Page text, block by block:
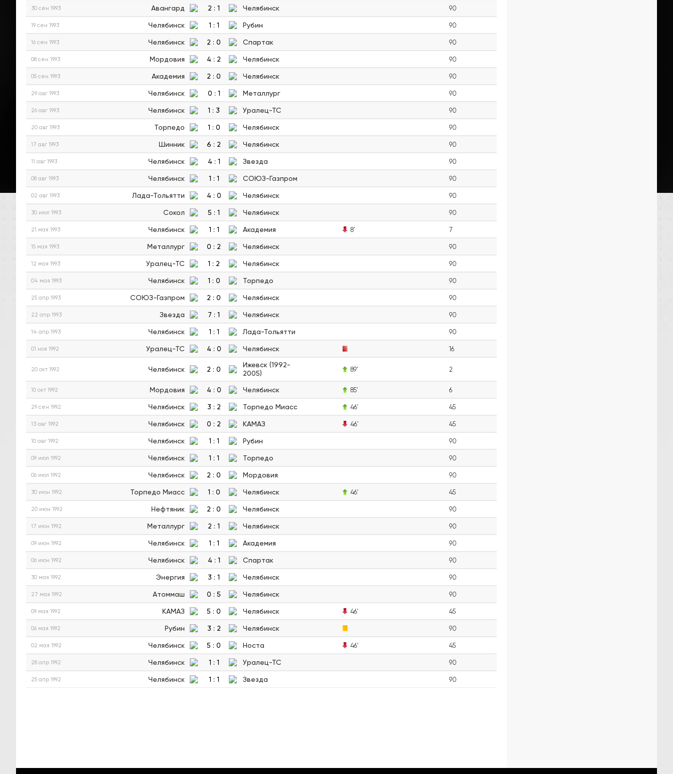
30 сен 1993 Авангард 2 : 1 Челябинск 90
19 сен 1993 Челябинск 1 : 1 Рубин 90
16 сен 1993 Челябинск 2 : 0 Спартак 90
08 сен 1993 Мордовия 4 : 2 Челябинск 90
05 сен 1993 Академия 2 : 0 Челябинск 90
29 авг 1993 Челябинск 0 : 1 Металлург 90
26 авг 1993 Челябинск 1 : 3 Уралец-ТС 90
20 авг 1993 Торпедо 1 : 0 Челябинск 90
17 авг 1993 Шинник 6 : 2 Челябинск 90
11 авг 1993 Челябинск 4 : 1 Звезда 90
08 авг 1993 Челябинск 1 : 1 СОЮЗ-Газпром 90
02 авг 1993 Лада-Тольятти 4 : 0 Челябинск 90
30 июл 1993 Сокол 5 : 1 Челябинск 90
21 мая 1993 Челябинск 1 : 1 Академия 8' 7
15 мая 1993 Металлург 0 : 2 Челябинск 90
12 мая 1993 Уралец-ТС 1 : 2 Челябинск 90
04 мая 1993 Челябинск 1 : 0 Торпедо 90
25 апр 1993 СОЮЗ-Газпром 2 : 0 Челябинск 90
22 апр 1993 Звезда 7 : 1 Челябинск 90
14 апр 1993 Челябинск 1 : 1 Лада-Тольятти 90
01 ноя 1992 Уралец-ТС 4 : 0 Челябинск 16
20 окт 1992 Челябинск 2 : 0
Ижевск (1992-
2005)
89' 2
10 окт 1992 Мордовия 4 : 0 Челябинск 85' 6
29 сен 1992 Челябинск 3 : 2 Торпедо Миасс 46' 45
13 авг 1992 Челябинск 0 : 2 КАМАЗ 46' 45
10 авг 1992 Челябинск 1 : 1 Рубин 90
09 июл 1992 Челябинск 1 : 1 Торпедо 90
06 июл 1992 Челябинск 2 : 0 Мордовия 90
30 июн 1992 Торпедо Миасс 1 : 0 Челябинск 46' 45
20 июн 1992 Нефтяник 2 : 0 Челябинск 90
17 июн 1992 Металлург 2 : 1 Челябинск 90
09 июн 1992 Челябинск 1 : 1 Академия 90
06 июн 1992 Челябинск 4 : 1 Спартак 90
30 мая 1992 Энергия 3 : 1 Челябинск 90
27 мая 1992 Атоммаш 0 : 5 Челябинск 90
09 мая 1992 КАМАЗ 5 : 0 Челябинск 46' 45
06 мая 1992 Рубин 3 : 2 Челябинск 90
02 мая 1992 Челябинск 5 : 0 Носта 46' 45
28 апр 1992 Челябинск 1 : 1 Уралец-ТС 90
25 апр 1992 Челябинск 1 : 1 Звезда 90